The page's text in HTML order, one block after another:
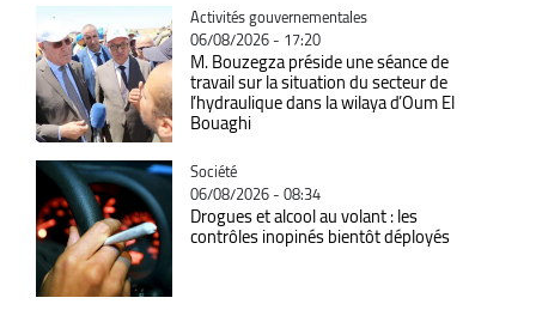
Catégorie
Activités gouvernementales
06/08/2026 - 17:20
M. Bouzegza préside une séance de
travail sur la situation du secteur de
l’hydraulique dans la wilaya d’Oum El
Bouaghi
Catégorie
Société
06/08/2026 - 08:34
Drogues et alcool au volant : les
contrôles inopinés bientôt déployés